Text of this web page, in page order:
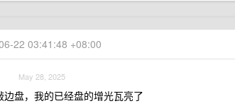
22 03:41:48 +08:00
May 28, 2025
边盘，我的已经盘的增光瓦亮了